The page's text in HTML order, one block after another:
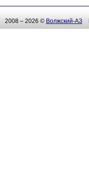
2008 – 2026 © Волжский-АЗ